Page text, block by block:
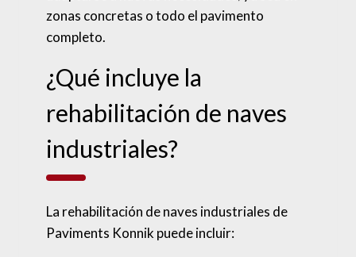
zonas concretas o todo el pavimento
completo.
¿Qué incluye la
rehabilitación de naves
industriales?
La rehabilitación de naves industriales de
Paviments Konnik puede incluir: